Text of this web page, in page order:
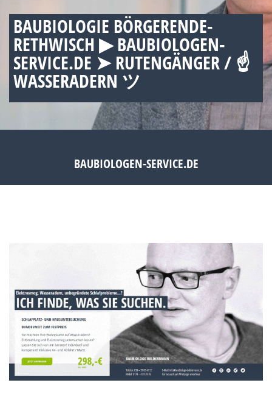
BAUBIOLOGIE BÖRGERENDE-
RETHWISCH ▶︎ BAUBIOLOGEN-
SERVICE.DE ➤ RUTENGÄNGER / ☝
WASSERADERN ツ
BAUBIOLOGEN-SERVICE.DE